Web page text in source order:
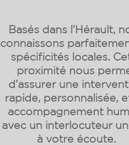
Basés dans l’Hérault,
connaissons
spécificités locales.
proximité nous
d’assurer une
rapide, personnalisée,
accompagnement
avec un interlocuteur
à votre écoute.